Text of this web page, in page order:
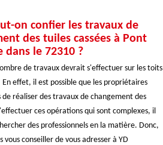
on confier les travaux de
des tuiles cassées à Pont
dans le 72310 ?
de travaux devrait s'effectuer sur les toits
En effet, il est possible que les propriétaires
de réaliser des travaux de changement des
ces opérations qui sont complexes, il
des professionnels en la matière. Donc,
vous conseiller de vous adresser à YD